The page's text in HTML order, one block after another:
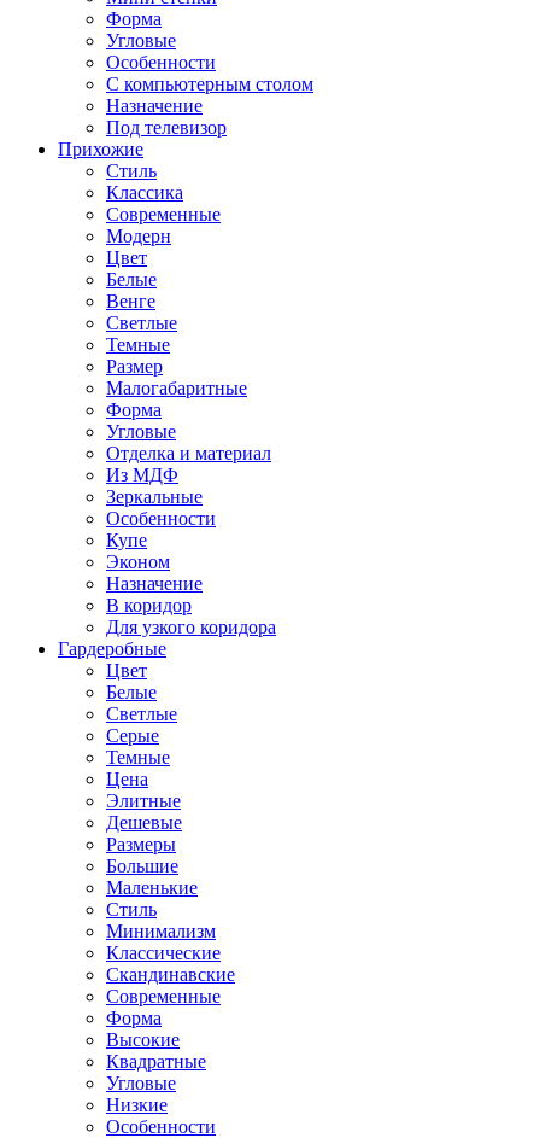
Форма
Угловые
Особенности
С компьютерным столом
Назначение
Под телевизор
Прихожие
Стиль
Классика
Современные
Модерн
Цвет
Белые
Венге
Светлые
Темные
Размер
Малогабаритные
Форма
Угловые
Отделка и материал
Из МДФ
Зеркальные
Особенности
Купе
Эконом
Назначение
В коридор
Для узкого коридора
Гардеробные
Цвет
Белые
Светлые
Серые
Темные
Цена
Элитные
Дешевые
Размеры
Большие
Маленькие
Стиль
Минимализм
Классические
Скандинавские
Современные
Форма
Высокие
Квадратные
Угловые
Низкие
Особенности